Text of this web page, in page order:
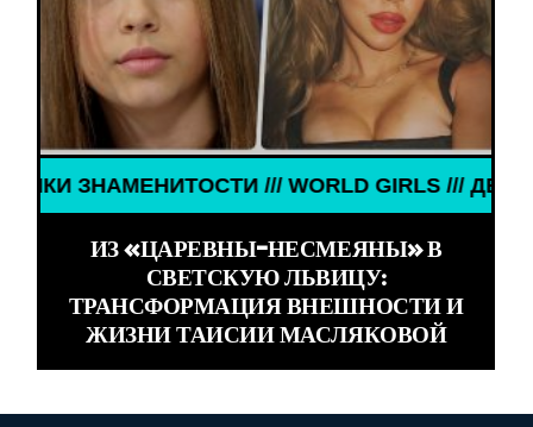
/// WORLD GIRLS /// ДЕВУШКИ
ИЗ «ЦАРЕВНЫ-НЕСМЕЯНЫ» В
СВЕТСКУЮ ЛЬВИЦУ:
ТРАНСФОРМАЦИЯ ВНЕШНОСТИ И
ЖИЗНИ ТАИСИИ МАСЛЯКОВОЙ